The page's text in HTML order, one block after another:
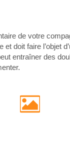
de votre
et doit faire l’objet
entraîner des